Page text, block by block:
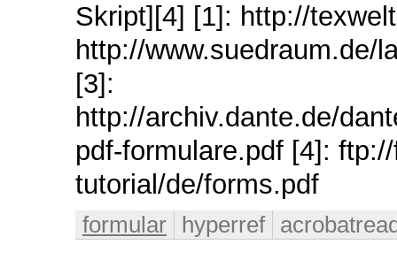
Skript][4] [1]: http://
http://www.suedraum.de/
[3]:
http://archiv.dante.de/
pdf-formulare.pdf [4]:
tutorial/de/forms.pdf
formular hyperref